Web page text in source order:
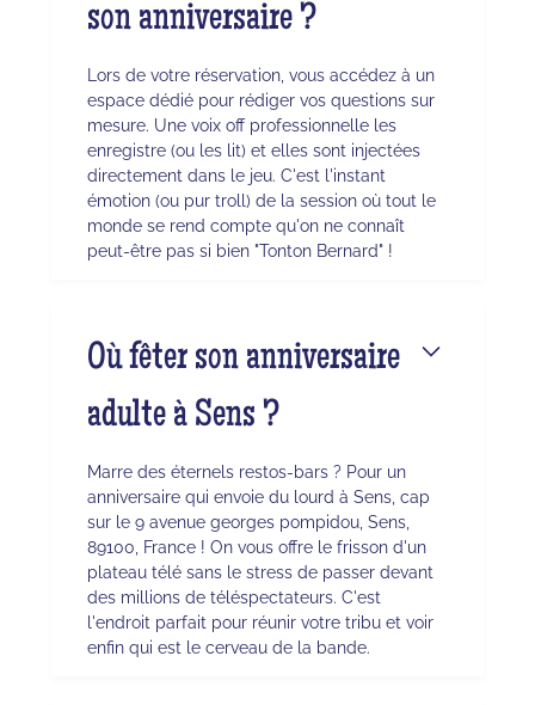
son anniversaire ?
Lors de votre réservation, vous accédez à un
espace dédié pour rédiger vos questions sur
mesure. Une voix off professionnelle les
enregistre (ou les lit) et elles sont injectées
directement dans le jeu. C'est l'instant
émotion (ou pur troll) de la session où tout le
monde se rend compte qu'on ne connaît
peut-être pas si bien "Tonton Bernard" !
Où fêter son anniversaire
adulte à Sens ?
Marre des éternels restos-bars ? Pour un
anniversaire qui envoie du lourd à Sens, cap
sur le 9 avenue georges pompidou, Sens,
89100, France ! On vous offre le frisson d'un
plateau télé sans le stress de passer devant
des millions de téléspectateurs. C'est
l'endroit parfait pour réunir votre tribu et voir
enfin qui est le cerveau de la bande.